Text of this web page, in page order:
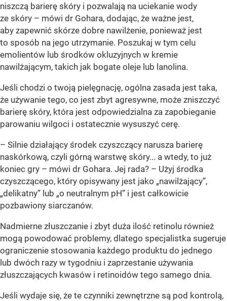
niszczą barierę skóry i pozwalają na uciekanie wody
ze skóry – mówi dr Gohara, dodając, że ważne jest,
aby zapewnić skórze dobre nawilżenie, ponieważ jest
to sposób na jego utrzymanie. Poszukaj w tym celu
emolientów lub środków okluzyjnych w kremie
nawilżającym, takich jak bogate oleje lub lanolina.
Jeśli chodzi o twoją pielęgnację, ogólna zasada jest taka,
że używanie tego, co jest zbyt agresywne, może zniszczyć
barierę skóry, która jest odpowiedzialna za zapobieganie
parowaniu wilgoci i ostatecznie wysuszyć cerę.
– Silnie działający środek czyszczący narusza barierę
naskórkową, czyli górną warstwę skóry... a wtedy, to już
koniec gry – mówi dr Gohara. Jej rada? – Użyj środka
czyszczącego, który opisywany jest jako „nawilżający”,
„delikatny” lub „o neutralnym pH” i jest całkowicie
pozbawiony siarczanów.
Nadmierne złuszczanie i zbyt duża ilość retinolu również
mogą powodować problemy, dlatego specjalistka sugeruje
ograniczenie stosowania każdego produktu do jednego
lub dwóch razy w tygodniu i zaprzestanie używania
złuszczających kwasów i retinoidów tego samego dnia.
Jeśli wydaje się, że te czynniki zewnętrzne są pod kontrolą,